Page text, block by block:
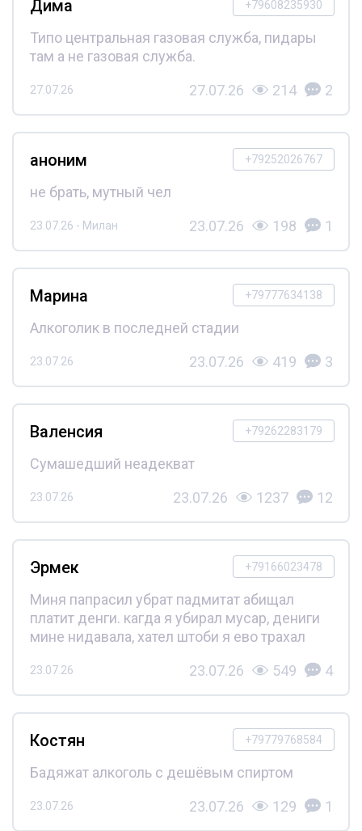
+79608235930
Дима
Типо центральная газовая служба, пидары
там а не газовая служба.
27.07.26 27.07.26 214 2
+79252026767
аноним
не брать, мутный чел
23.07.26 - Милан 23.07.26 198 1
+79777634138
Марина
Алкоголик в последней стадии
23.07.26 23.07.26 419 3
+79262283179
Валенсия
Сумашедший неадекват
23.07.26 23.07.26 1237 12
+79166023478
Эрмек
Миня папрасил убрат падмитат абищал
платит денги. кагда я убирал мусар, дениги
мине нидавала, хател штоби я ево трахал
23.07.26 23.07.26 549 4
+79779768584
Костян
Бадяжат алкоголь с дешёвым спиртом
23.07.26 23.07.26 129 1